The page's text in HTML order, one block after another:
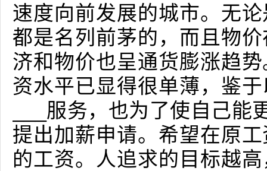
速度向前发展的城市。无
都是名列前茅的，而且物
济和物价也呈通货膨涨趋
资水平已显得很单薄，鉴
___服务，也为了使自己
提出加薪申请。希望在原
的工资。人追求的目标越